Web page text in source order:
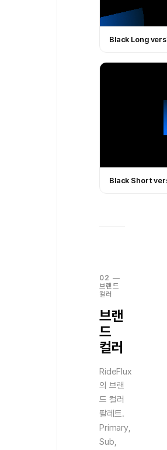
Black Long
Black Short
02 —
브랜드
컬러
브랜
드
컬러
RideFlux
의 브랜
드 컬러
팔레트.
Primary,
Sub,